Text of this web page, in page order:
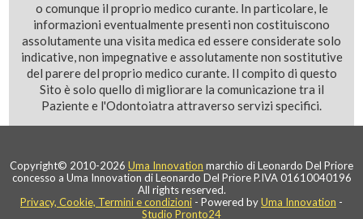
o comunque il proprio medico curante. In particolare, le
informazioni eventualmente presenti non costituiscono
assolutamente una visita medica ed essere considerate solo
indicative, non impegnative e assolutamente non sostitutive
del parere del proprio medico curante. Il compito di questo
Sito è solo quello di migliorare la comunicazione tra il
Paziente e l'Odontoiatra attraverso servizi specifici.
Copyright© 2010-2026 Uma Innovation marchio di Leonardo Del Priore
concesso a Uma Innovation di Leonardo Del Priore P.IVA 01610040196
All rights reserved.
Privacy, Cookie, Termini e condizioni - Powered byUma Innovation -
Studio Pronto24